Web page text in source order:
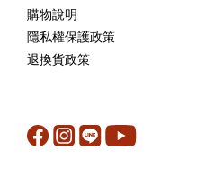
購物說明
隱私權保護政策
退換貨政策